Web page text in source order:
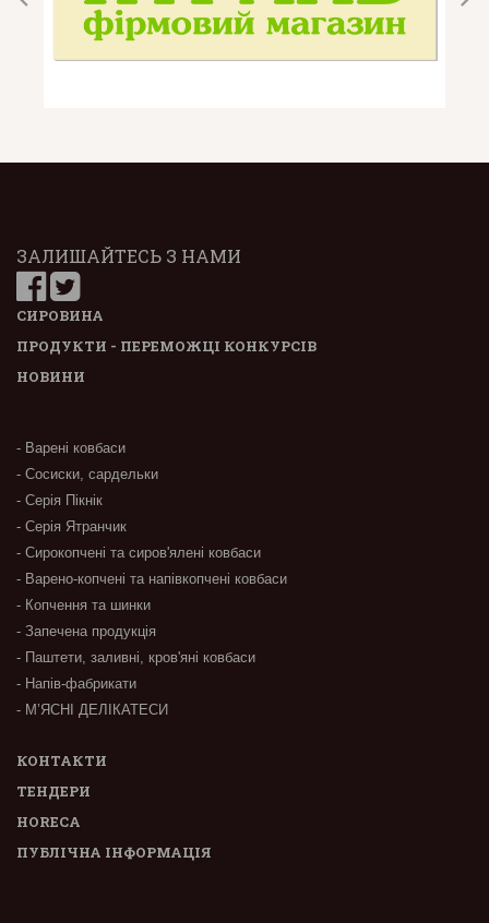
ЗАЛИШАЙТЕСЬ З НАМИ
СИРОВИНА
ПРОДУКТИ - ПЕРЕМОЖЦІ КОНКУРСІВ
НОВИНИ
- Варені ковбаси
- Сосиски, сардельки
- Серія Пікнік
- Серія Ятранчик
- Сирокопчені та сиров'ялені ковбаси
- Варено-копчені та напівкопчені ковбаси
- Копчення та шинки
- Запечена продукція
- Паштети, заливні, кров'яні ковбаси
- Напів-фабрикати
- М’ЯСНІ ДЕЛІКАТЕСИ
КОНТАКТИ
ТЕНДЕРИ
HORECA
ПУБЛІЧНА ІНФОРМАЦІЯ